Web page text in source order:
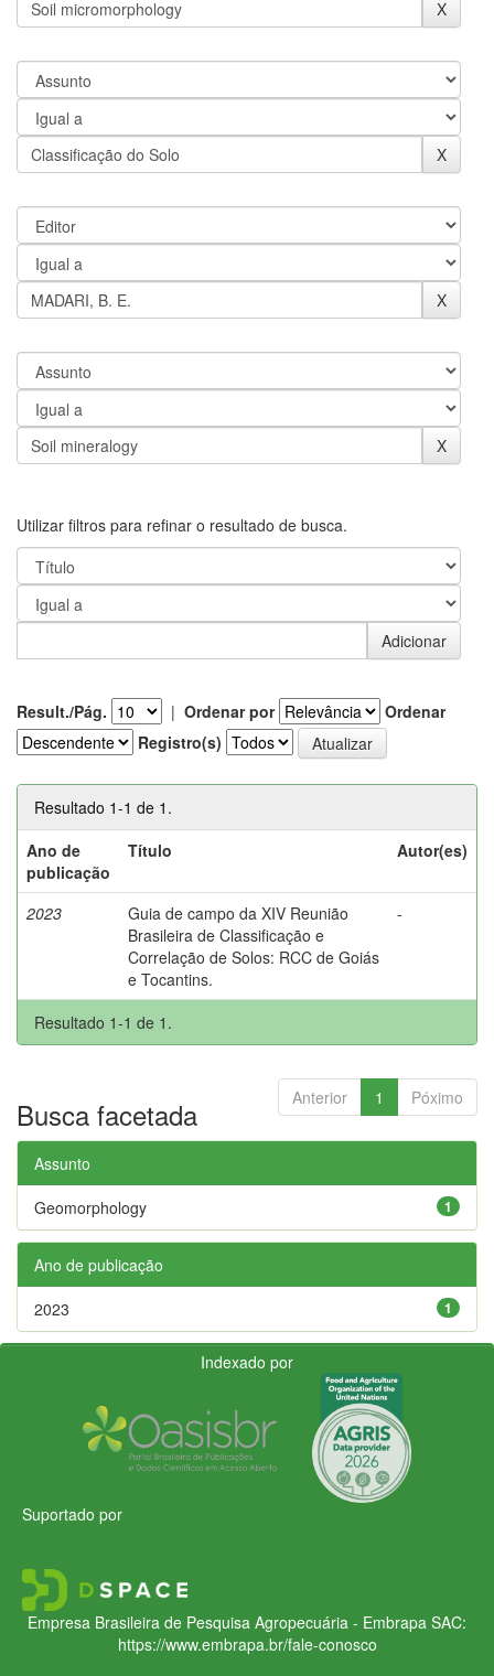
Utilizar filtros para refinar o resultado de busca.
Result./Pág. | Ordenar por
Ordenar
Registro(s)
Resultado 1-1 de 1.
Ano de
publicação
Título Autor(es)
2023
Guia de campo da XIV Reunião
Brasileira de Classificação e
Correlação de Solos: RCC de Goiás
e Tocantins.
-
Resultado 1-1 de 1.
Anterior 1 Póximo
Busca facetada
Assunto
1
Geomorphology
Ano de publicação
1
2023
Indexado por
Suportado por
Empresa Brasileira de Pesquisa Agropecuária - Embrapa SAC:
https://www.embrapa.br/fale-conosco